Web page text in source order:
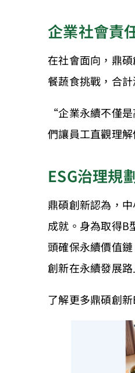
企業社會責
在社會面向，鼎
餐蔬食挑戰，合
“企業永續不僅
們讓員工直觀理
ESG治理規
鼎碩創新認為，
成就。身為取得B
頭確保永續價值
創新在永續發展
了解更多鼎碩創新